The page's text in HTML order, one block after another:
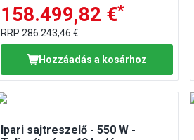
158.499,82 €*
RRP 286.243,46 €
Hozzáadás a kosárhoz
Ipari sajtreszelő - 550 W -